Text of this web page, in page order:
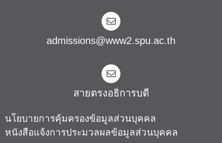
admissions@www2.spu.ac.th
สายตรงอธิการบดี​
นโยบายการคุ้มครองข้อมูลส่วนบุคคล
หนังสือแจ้งการประมวลผลข้อมูลส่วนบุคคล